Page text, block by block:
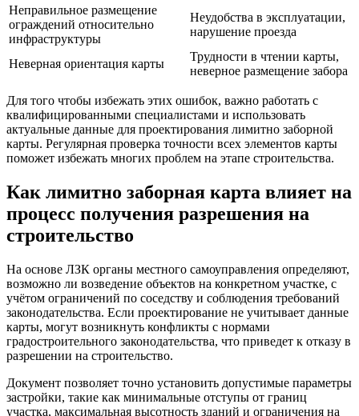
Неправильное размещение
ограждений относительно
инфраструктуры
Неудобства в эксплуатации,
нарушение проезда
Неверная ориентация карты
Трудности в чтении карты,
неверное размещение забора
Для того чтобы избежать этих ошибок, важно работать с
квалифицированными специалистами и использовать
актуальные данные для проектирования лимитно заборной
карты. Регулярная проверка точности всех элементов карты
поможет избежать многих проблем на этапе строительства.
Как лимитно заборная карта влияет на
процесс получения разрешения на
строительство
На основе ЛЗК органы местного самоуправления определяют,
возможно ли возведение объектов на конкретном участке, с
учётом ограничений по соседству и соблюдения требований
законодательства. Если проектирование не учитывает данные
карты, могут возникнуть конфликты с нормами
градостроительного законодательства, что приведет к отказу в
разрешении на строительство.
Документ позволяет точно установить допустимые параметры
застройки, такие как минимальные отступы от границ
участка, максимальная высотность зданий и ограничения на